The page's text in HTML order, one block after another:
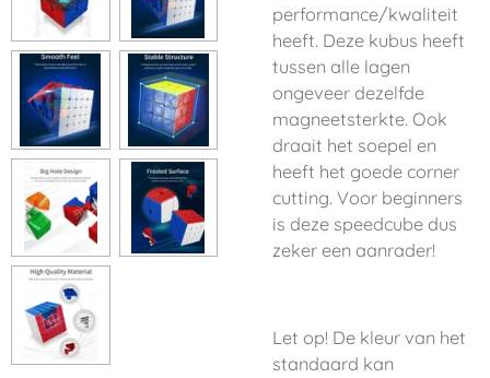
performance/kwaliteit
heeft. Deze kubus heeft
tussen alle lagen
ongeveer dezelfde
magneetsterkte. Ook
draait het soepel en
heeft het goede corner
cutting. Voor beginners
is deze speedcube dus
zeker een aanrader!
Let op! De kleur van het
standaard kan